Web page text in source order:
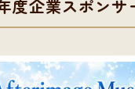
度企業スポンサ